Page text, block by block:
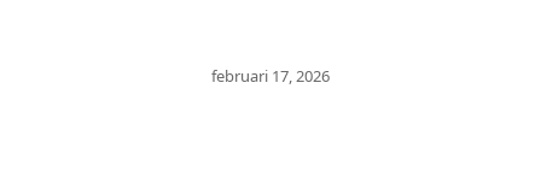
Publicerat
Februari 17, 2026